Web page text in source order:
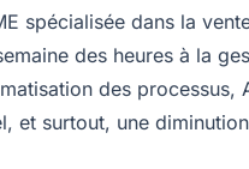
spécialisée dans la
des heures à la
des processus,
et surtout, une